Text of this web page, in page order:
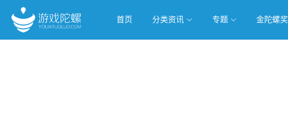
首页 分类资讯 专题 金陀螺奖